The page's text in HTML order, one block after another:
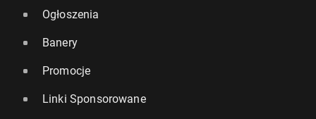
Ogłoszenia
Banery
Promocje
Linki Sponsorowane